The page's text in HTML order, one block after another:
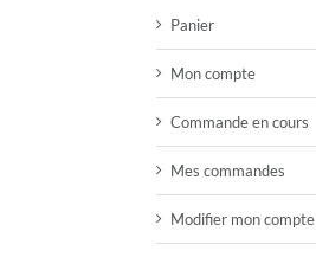
Panier
Mon compte
Commande en cours
Mes commandes
Modifier mon compte